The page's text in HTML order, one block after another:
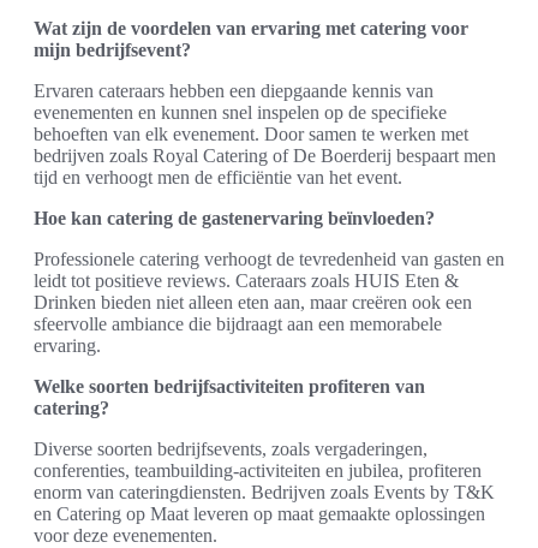
Wat zijn de voordelen van ervaring met catering voor
mijn bedrijfsevent?
Ervaren cateraars hebben een diepgaande kennis van
evenementen en kunnen snel inspelen op de specifieke
behoeften van elk evenement. Door samen te werken met
bedrijven zoals Royal Catering of De Boerderij bespaart men
tijd en verhoogt men de efficiëntie van het event.
Hoe kan catering de gastenervaring beïnvloeden?
Professionele catering verhoogt de tevredenheid van gasten en
leidt tot positieve reviews. Cateraars zoals HUIS Eten &
Drinken bieden niet alleen eten aan, maar creëren ook een
sfeervolle ambiance die bijdraagt aan een memorabele
ervaring.
Welke soorten bedrijfsactiviteiten profiteren van
catering?
Diverse soorten bedrijfsevents, zoals vergaderingen,
conferenties, teambuilding-activiteiten en jubilea, profiteren
enorm van cateringdiensten. Bedrijven zoals Events by T&K
en Catering op Maat leveren op maat gemaakte oplossingen
voor deze evenementen.